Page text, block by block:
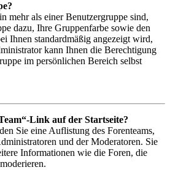
mehr als einer Benutzergruppe sind,
dazu, Ihre Gruppenfarbe sowie den
Ihnen standardmäßig angezeigt wird,
kann Ihnen die Berechtigung
im persönlichen Bereich selbst
Link auf der Startseite?
Sie eine Auflistung des Forenteams,
und der Moderatoren. Sie
Informationen wie die Foren, die